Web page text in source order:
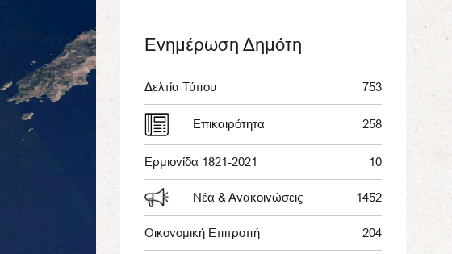
Ενημέρωση Δημότη
Δελτία Τύπου 753
Επικαιρότητα 258
Ερμιονίδα 1821-2021 10
Νέα & Ανακοινώσεις 1452
Οικονομική Επιτροπή 204